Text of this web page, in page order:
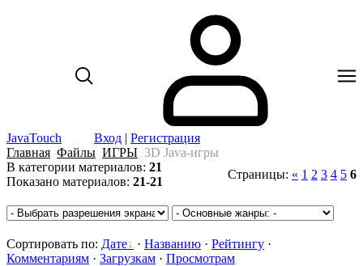
JavaTouch Вход | Регистрация
Главная Файлы ИГРЫ 3D Java-игры
В категории материалов: 21
Показано материалов: 21-21
Страницы: « 1 2 3 4 5 6
Сортировать по: Дате · Названию · Рейтингу ·
Комментариям · Загрузкам · Просмотрам